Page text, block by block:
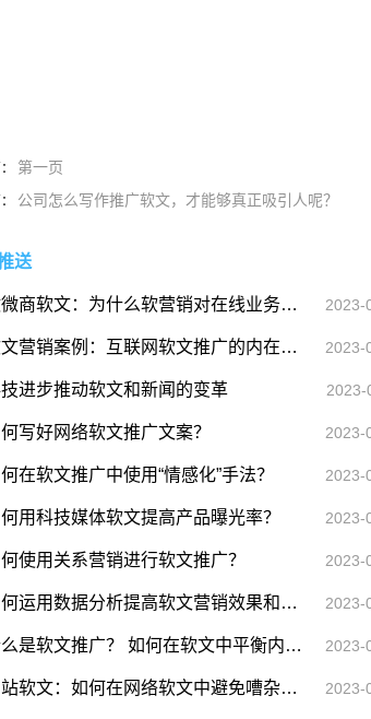
第一页
公司怎么写作推广软文，才能够真正吸引人呢？
送
做微商软文：为什么软营销对在线业务至关重要 2023-
软文营销案例：互联网软文推广的内在规律 2023-
进步推动软文和新闻的变革 2023-
写好网络软文推广文案？ 2023-
在软文推广中使用“情感化”手法？ 2023-
用科技媒体软文提高产品曝光率？ 2023-
使用关系营销进行软文推广？ 2023-
如何运用数据分析提高软文营销效果和ROI？ 2023-
什么是软文推广？ 如何在软文中平衡内容和形式？ 2023-
网站软文：如何在网络软文中避免嘈杂广告效应 2023-